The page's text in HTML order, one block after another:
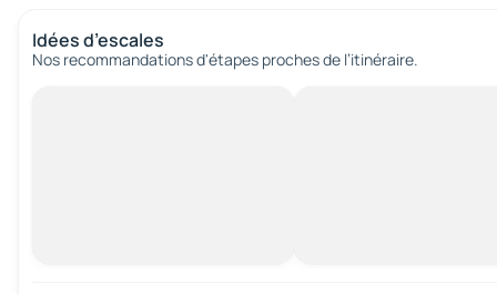
Idées d’escales
Nos recommandations d'étapes proches de l’itinéraire.